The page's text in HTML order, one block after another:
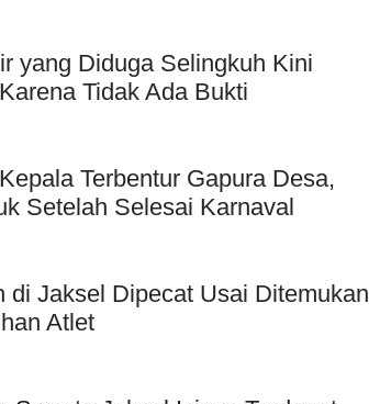
yang Diduga Selingkuh Kini
Tidak Ada Bukti
Terbentur Gapura Desa,
Setelah Selesai Karnaval
Jaksel Dipecat Usai Ditemukan
Atlet